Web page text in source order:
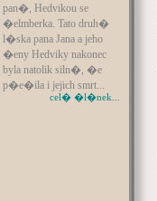
pan�, Hedvikou se
�elmberka. Tato druh�
l�ska pana Jana a jeho
�eny Hedviky nakonec
byla natolik siln�, �e
p�e�ila i jejich smrt...
cel� �l�nek...